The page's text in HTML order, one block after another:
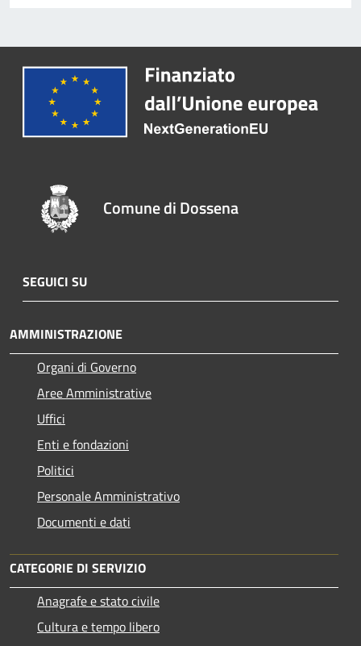
Comune di Dossena
SEGUICI SU
AMMINISTRAZIONE
Organi di Governo
Aree Amministrative
Uffici
Enti e fondazioni
Politici
Personale Amministrativo
Documenti e dati
CATEGORIE DI SERVIZIO
Anagrafe e stato civile
Cultura e tempo libero